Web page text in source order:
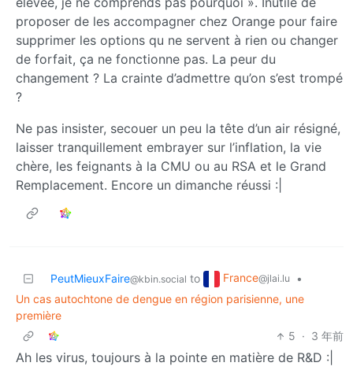
proposer de les accompagner chez Orange pour faire
supprimer les options qu ne servent à rien ou changer
de forfait, ça ne fonctionne pas. La peur du
changement ? La crainte d’admettre qu’on s’est trompé
?
Ne pas insister, secouer un peu la tête d’un air résigné,
laisser tranquillement embrayer sur l’inflation, la vie
chère, les feignants à la CMU ou au RSA et le Grand
Remplacement. Encore un dimanche réussi :|
PeutMieuxFaire@kbin.social to France@jlai.lu
•
Un cas autochtone de dengue en région parisienne, une
première
5 · 3 年前
Ah les virus, toujours à la pointe en matière de R&D :|